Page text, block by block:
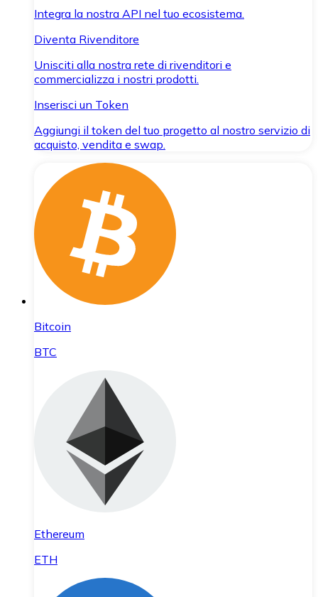
Integra la nostra API nel tuo ecosistema.
Diventa Rivenditore
Unisciti alla nostra rete di rivenditori e
commercializza i nostri prodotti.
Inserisci un Token
Aggiungi il token del tuo progetto al nostro servizio di
acquisto, vendita e swap.
Bitcoin
BTC
Ethereum
ETH